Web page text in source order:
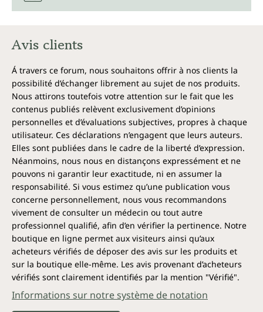
Avis clients
Á travers ce forum, nous souhaitons offrir à nos clients la
possibilité d’échanger librement au sujet de nos produits.
Nous attirons toutefois votre attention sur le fait que les
contenus publiés relèvent exclusivement d’opinions
personnelles et d’évaluations subjectives, propres à chaque
utilisateur. Ces déclarations n’engagent que leurs auteurs.
Elles sont publiées dans le cadre de la liberté d’expression.
Néanmoins, nous nous en distançons expressément et ne
pouvons ni garantir leur exactitude, ni en assumer la
responsabilité. Si vous estimez qu’une publication vous
concerne personnellement, nous vous recommandons
vivement de consulter un médecin ou tout autre
professionnel qualifié, afin d’en vérifier la pertinence. Notre
boutique en ligne permet aux visiteurs ainsi qu’aux
acheteurs vérifiés de déposer des avis sur les produits et
sur la boutique elle-même. Les avis provenant d’acheteurs
vérifiés sont clairement identifiés par la mention "Vérifié".
Informations sur notre système de notation